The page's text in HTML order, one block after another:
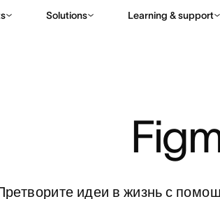
Solutions Learning & support
идеи в жизнь с